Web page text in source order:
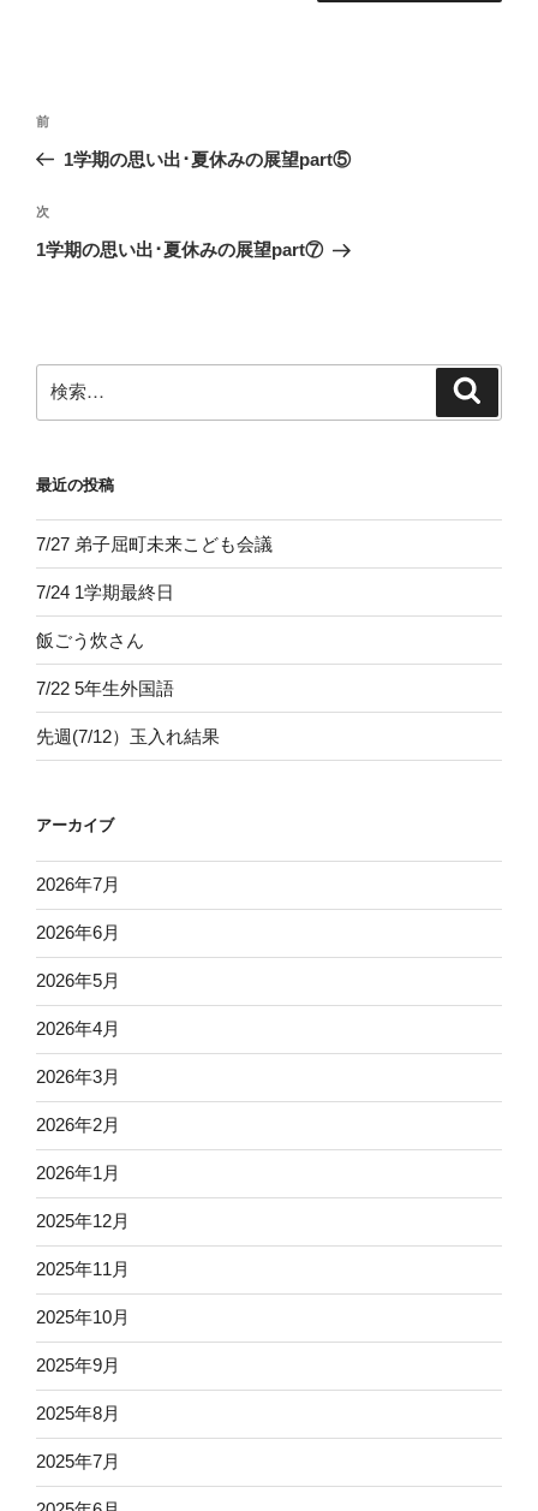
投
ビ
ゲ
ン
前
の
稿
前
1学期の思い出･夏休みの展望part⑤
次
の
次
1学期の思い出･夏休みの展望part⑦
索:
最近の投稿
7/27 弟子屈町未来こども会議
7/24 1学期最終日
飯ごう炊さん
7/22 5年生外国語
先週(7/12）玉入れ結果
アーカイブ
2026年7月
2026年6月
2026年5月
2026年4月
2026年3月
2026年2月
2026年1月
2025年12月
2025年11月
2025年10月
2025年9月
2025年8月
2025年7月